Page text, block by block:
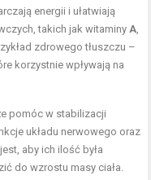
energii i ułatwiają
takich jak witaminy A
zdrowego tłuszczu –
korzystnie wpływają na
pomóc w stabilizacji
układu nerwowego oraz
aby ich ilość była
do wzrostu masy ciała.